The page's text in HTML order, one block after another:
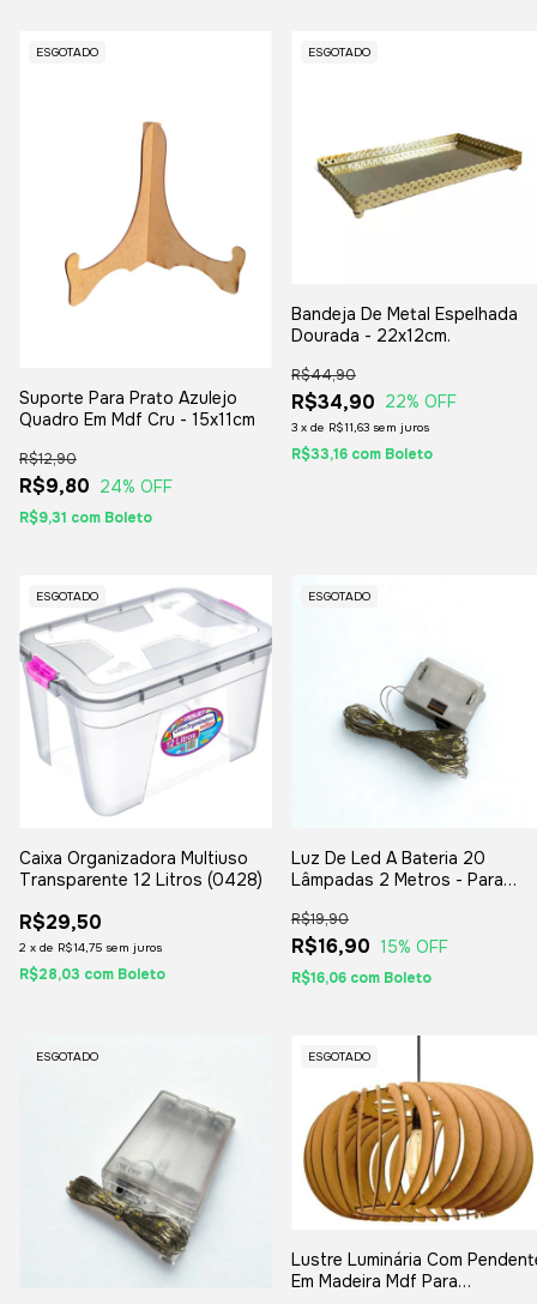
ESGOTADO
Suporte Para Prato Azulejo
Quadro Em Mdf Cru - 15x11cm
R$9,80
R$12,90
24% OFF
R$9,31 com Boleto
ESGOTADO
Bandeja De Metal Espelhada
Dourada - 22x12cm.
R$34,90
R$44,90
22% OFF
3 x de R$11,63 sem juros
R$33,16 com Boleto
ESGOTADO
Caixa Organizadora Multiuso
Transparente 12 Litros (0428)
R$29,50
2 x de R$14,75 sem juros
R$28,03 com Boleto
ESGOTADO
Luz De Led A Bateria 20
Lâmpadas 2 Metros - Para
R$16,90
R$19,90
15% OFF
R$16,06 com Boleto
ESGOTADO ESGOTADO
Lustre Luminária Com
Em Madeira Mdf Para